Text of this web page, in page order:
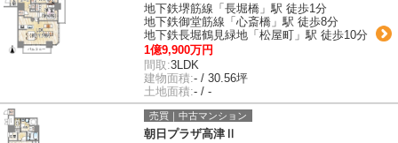
地下鉄堺筋線「長堀橋」駅 徒歩1分
地下鉄御堂筋線「心斎橋」駅 徒歩8分
地下鉄長堀鶴見緑地「松屋町」駅 徒歩10分
1億9,900万円
間取:3LDK
建物面積:- / 30.56坪
土地面積:- / -
売買｜中古マンション
朝日プラザ高津Ⅱ